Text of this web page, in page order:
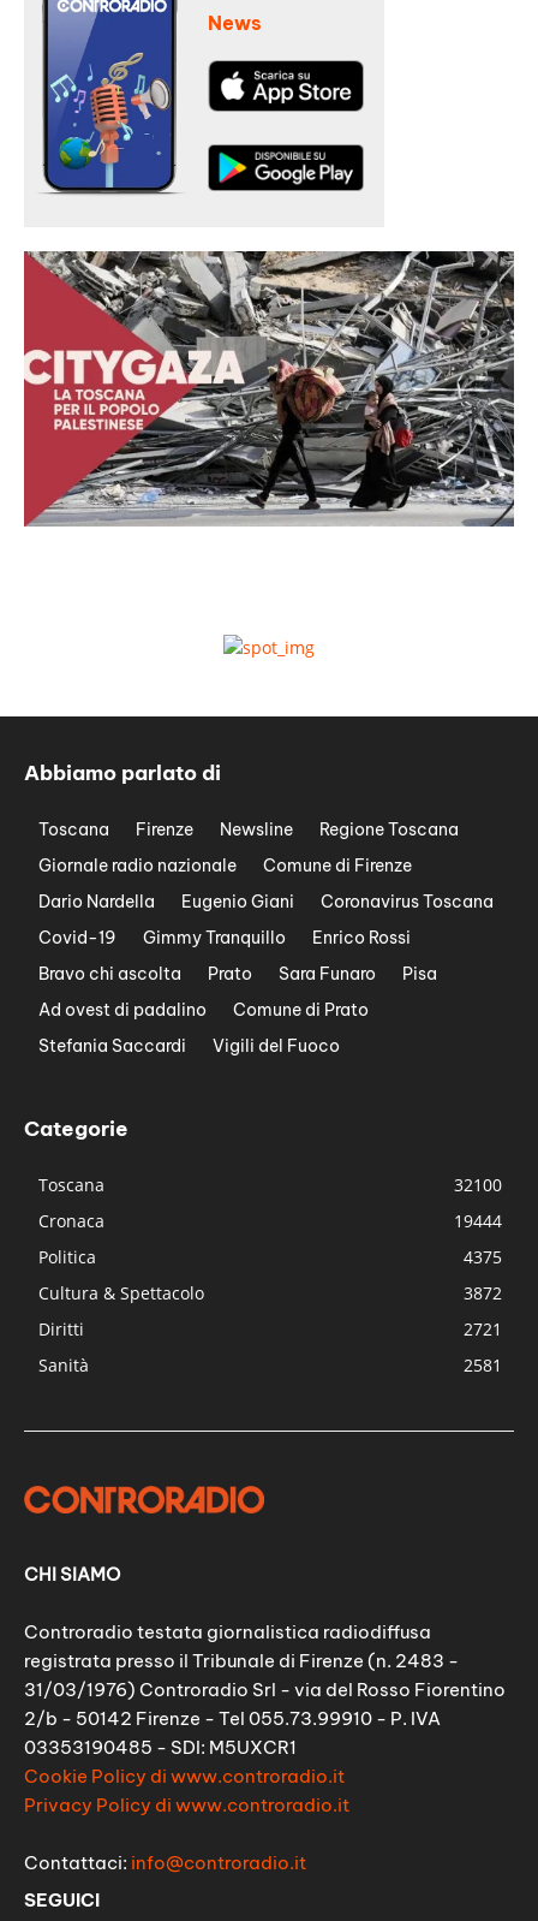
News
Abbiamo parlato di
Toscana Firenze Newsline
Regione Toscana
Giornale radio nazionale
Comune di Firenze
Dario Nardella
Eugenio Giani
Coronavirus Toscana
Covid-19
Gimmy Tranquillo
Enrico Rossi
Bravo chi ascolta
Prato Sara Funaro
Pisa
Ad ovest di padalino
Comune di Prato
Stefania Saccardi
Vigili del Fuoco
Categorie
Toscana
32100
Cronaca
19444
Politica
4375
Cultura & Spettacolo
3872
Diritti
2721
Sanità
2581
CHI SIAMO
Controradio testata giornalistica radiodiffusa
registrata presso il Tribunale di Firenze (n. 2483 -
31/03/1976) Controradio Srl - via del Rosso Fiorentino
2/b - 50142 Firenze - Tel 055.73.99910 - P. IVA
03353190485 - SDI: M5UXCR1
Cookie Policy di www.controradio.it
Privacy Policy di www.controradio.it
Contattaci: info@controradio.it
SEGUICI